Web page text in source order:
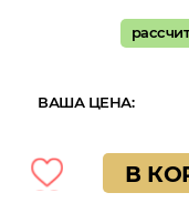
ВАША ЦЕНА:
В